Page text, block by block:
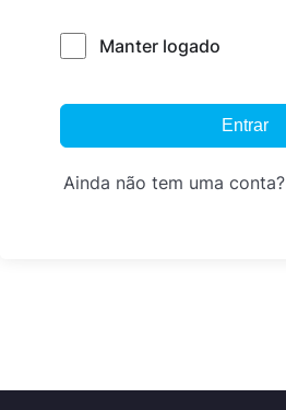
Manter logado
Entrar
Ainda não tem uma conta?